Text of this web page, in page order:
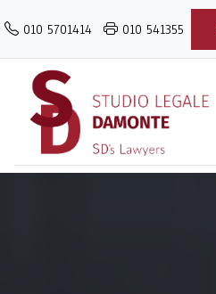
al
contenuto
principale
010 5701414 010 541355